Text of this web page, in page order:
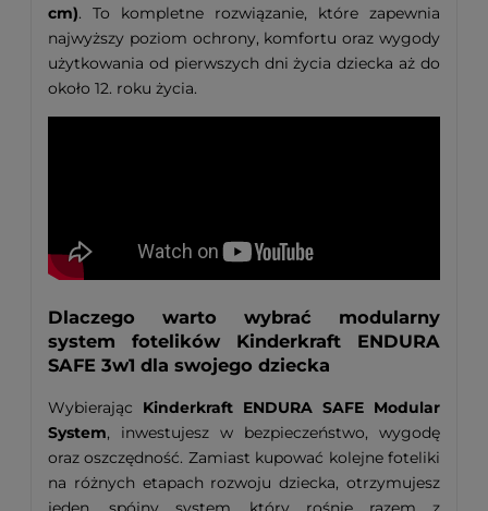
cm). To kompletne rozwiązanie, które zapewnia
najwyższy poziom ochrony, komfortu oraz wygody
użytkowania od pierwszych dni życia dziecka aż do
około 12. roku życia.
Dlaczego warto wybrać modularny
system fotelików Kinderkraft ENDURA
SAFE 3w1 dla swojego dziecka
Wybierając Kinderkraft ENDURA SAFE Modular
System, inwestujesz w bezpieczeństwo, wygodę
oraz oszczędność. Zamiast kupować kolejne foteliki
na różnych etapach rozwoju dziecka, otrzymujesz